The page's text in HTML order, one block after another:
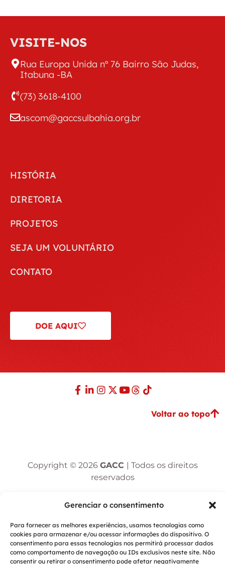
Gerenciar o consentimento
Para fornecer as melhores experiências, usamos tecnologias como
cookies para armazenar e/ou acessar informações do dispositivo. O
consentimento para essas tecnologias nos permitirá processar dados
como comportamento de navegação ou IDs exclusivos neste site. Não
consentir ou retirar o consentimento pode afetar negativamente
HISTÓRIA
DIRETORIA
PROJETOS
SEJA UM VOLUNTÁRIO
CONTATO
DOE AQUI
VISITE-NOS
Rua Europa Unida nº 76 Bairro São Judas,
Itabuna -BA
(73) 3618-4100
ascom@gaccsulbahia.org.br
Voltar ao topo
Copyright © 2026 GACC | Todos os direitos
reservados
Desenvolvido por: DivWebsites
Design por:Arlécio Araújo - UI/UX Designer